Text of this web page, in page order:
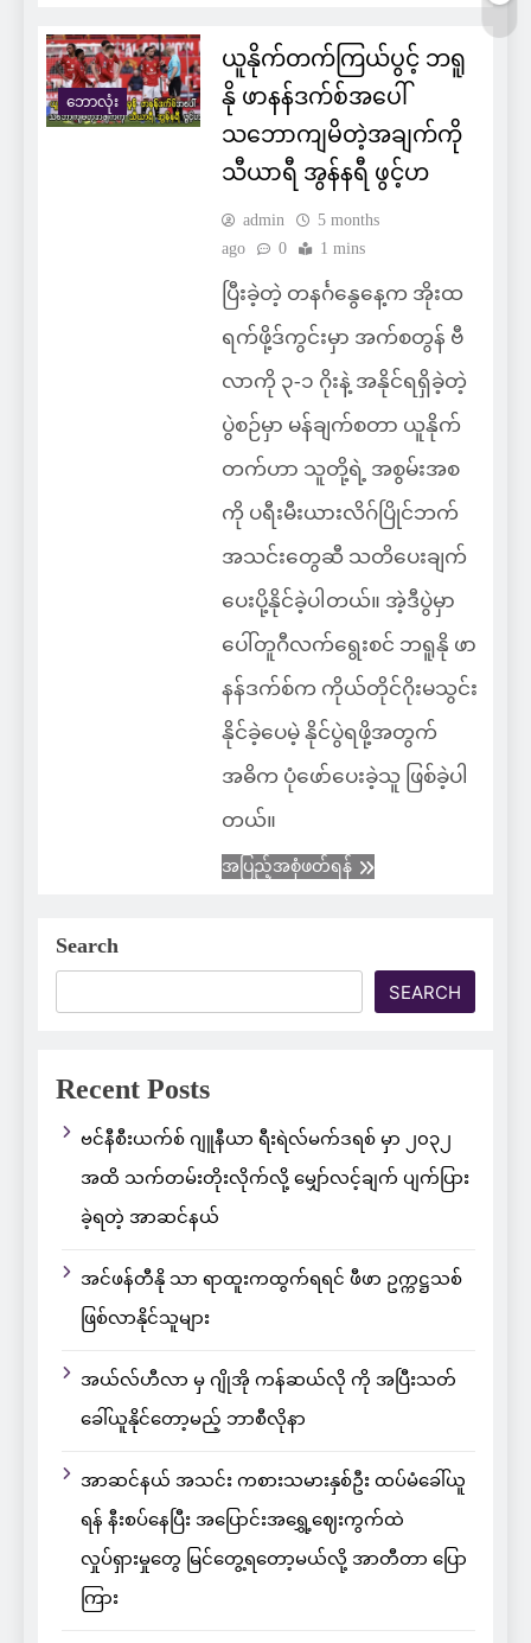
ဘောလုံး
ယူနိုက်တက်ကြယ်ပွင့် ဘရူ
နို ဖာနန်ဒက်စ်အပေါ်
သဘောကျမိတဲ့အချက်ကို
သီယာရီ အွန်နရီ ဖွင့်ဟ
admin
5 months
ago
0 1 mins
ပြီးခဲ့တဲ့ တနင်္ဂနွေနေ့က အိုးထ
ရက်ဖို့ဒ်ကွင်းမှာ အက်စတွန် ဗီ
လာကို ၃-၁ ဂိုးနဲ့ အနိုင်ရရှိခဲ့တဲ့
ပွဲစဉ်မှာ မန်ချက်စတာ ယူနိုက်
တက်ဟာ သူတို့ရဲ့ အစွမ်းအစ
ကို ပရီးမီးယားလိဂ်ပြိုင်ဘက်
အသင်းတွေဆီ သတိပေးချက်
ပေးပို့နိုင်ခဲ့ပါတယ်။ အဲ့ဒီပွဲမှာ
ပေါ်တူဂီလက်ရွေးစင် ဘရူနို ဖာ
နန်ဒက်စ်က ကိုယ်တိုင်ဂိုးမသွင်း
နိုင်ခဲ့ပေမဲ့ နိုင်ပွဲရဖို့အတွက်
အဓိက ပုံဖော်ပေးခဲ့သူ ဖြစ်ခဲ့ပါ
တယ်။
အပြည့်အစုံဖတ်ရန်
Search
SEARCH
Recent Posts
ဗင်နီစီးယက်စ် ဂျူနီယာ ရီးရဲလ်မက်ဒရစ် မှာ ၂၀၃၂
အထိ သက်တမ်းတိုးလိုက်လို့ မျှော်လင့်ချက် ပျက်ပြား
ခဲ့ရတဲ့ အာဆင်နယ်
အင်ဖန်တီနို သာ ရာထူးကထွက်ရရင် ဖီဖာ ဥက္ကဋ္ဌသစ်
ဖြစ်လာနိုင်သူများ
အယ်လ်ဟီလာ မှ ဂျိုအို ကန်ဆယ်လို ကို အပြီးသတ်
ခေါ်ယူနိုင်တော့မည့် ဘာစီလိုနာ
အာဆင်နယ် အသင်း ကစားသမားနှစ်ဦး ထပ်မံခေါ်ယူ
ရန် နီးစပ်နေပြီး အပြောင်းအရွှေ့ဈေးကွက်ထဲ
လှုပ်ရှားမှုတွေ မြင်တွေ့ရတော့မယ်လို့ အာတီတာ ပြော
ကြား